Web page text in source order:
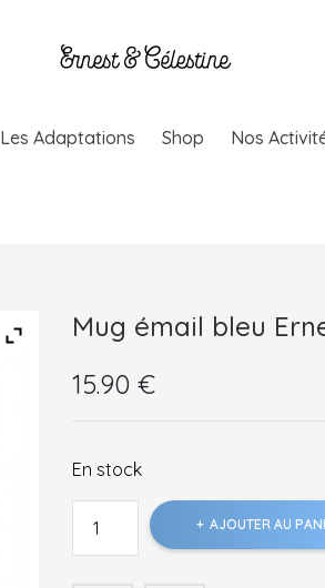
Les Adaptations Shop Nos
Mug émail bleu
15.90 €
En stock
AJOUTER AU